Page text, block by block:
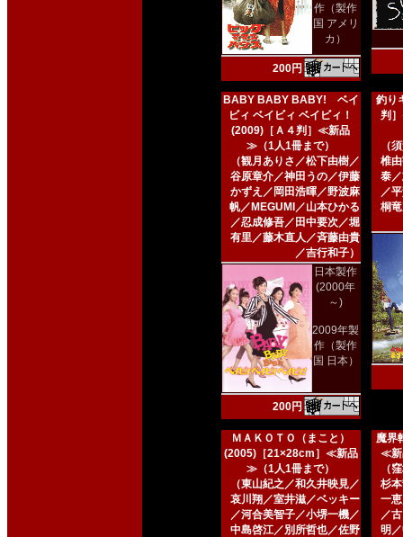
作（製作
国 アメリ
カ）
200円
BABY BABY BABY! ベイ
ビィ ベイビィ ベイビィ！
(2009)［Ａ４判］≪新品
≫（1人1冊まで）
（観月ありさ／松下由樹／
谷原章介／神田うの／伊藤
かずえ／岡田浩暉／野波麻
帆／MEGUMI／山本ひかる
／忍成修吾／田中要次／堀
有里／藤木直人／斉藤由貴
／吉行和子）
日本製作
(2000年
～)
2009年製
作（製作
国 日本）
200円
釣り
判
（
椎
泰
／
桐
ＭＡＫＯＴＯ（まこと）
(2005)［21×28cm］≪新品
≫（1人1冊まで）
（東山紀之／和久井映見／
哀川翔／室井滋／ベッキー
／河合美智子／小堺一機／
中島啓江／別所哲也／佐野
魔界
≪新
（
杉
一
／
明